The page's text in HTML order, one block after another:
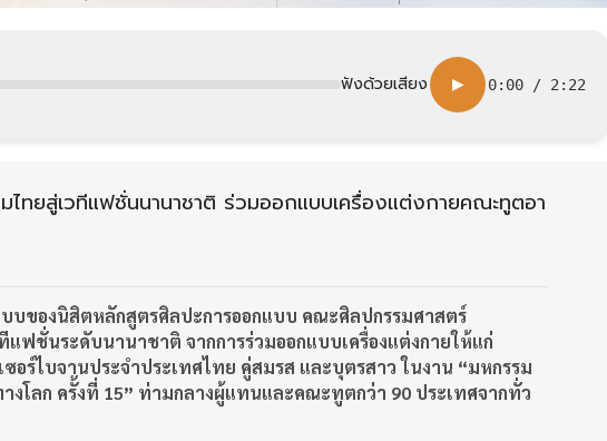
ฟังด้วยเสียง ▶ 0:00 / 2:22
ไทยสู่เวทีแฟชั่นนานาชาติ ร่วมออกแบบเครื่องแต่งกายคณะทูตอา
บของนิสิตหลักสูตรศิลปะการออกแบบ คณะศิลปกรรมศาสตร์
ฟชั่นระดับนานาชาติ จากการร่วมออกแบบเครื่องแต่งกายให้แก่
ซอร์ไบจานประจำประเทศไทย คู่สมรส และบุตรสาว ในงาน “มหกรรม
งโลก ครั้งที่ 15” ท่ามกลางผู้แทนและคณะทูตกว่า 90 ประเทศจากทั่ว